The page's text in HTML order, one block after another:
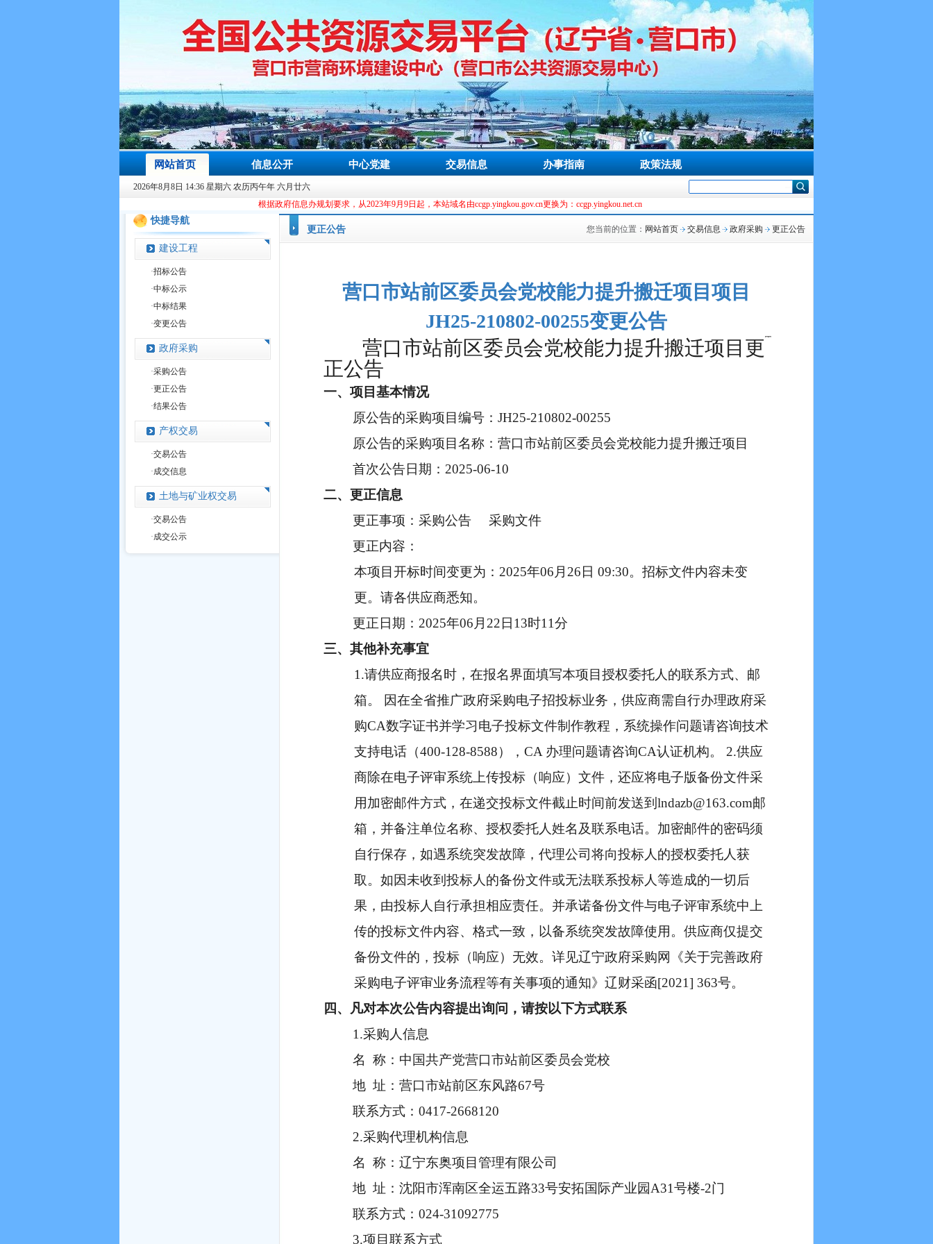
网站首页 信息公开 中心党建 交易信息 办事指南 政策法规
2026年8月8日 14:36 星期六 农历丙午年 六月廿六
根据政府信息办规划要求，从2023年9月9日起，本站域名由ccgp.yingkou.gov.cn更换为：ccgp.yingkou.net.cn
快捷导航
建设工程
·招标公告
·中标公示
·中标结果
·变更公告
政府采购
·采购公告
·更正公告
·结果公告
产权交易
·交易公告
·成交信息
土地与矿业权交易
·交易公告
·成交公示
更正公告 您当前的位置： 网站首页 交易信息 政府采购 更正公告
营口市站前区委员会党校能力提升搬迁项目项目
JH25-210802-00255变更公告
营口市站前区委员会党校能力提升搬迁项目更
正公告
一、项目基本情况
原公告的采购项目编号：JH25-210802-00255
原公告的采购项目名称：营口市站前区委员会党校能力提升搬迁项目
首次公告日期：2025-06-10
二、更正信息
更正事项：采购公告 采购文件
更正内容：
本项目开标时间变更为：2025年06月26日 09:30。招标文件内容未变
更。请各供应商悉知。
更正日期：2025年06月22日13时11分
三、其他补充事宜
1.请供应商报名时，在报名界面填写本项目授权委托人的联系方式、邮
箱。 因在全省推广政府采购电子招投标业务，供应商需自行办理政府采
购CA数字证书并学习电子投标文件制作教程，系统操作问题请咨询技术
支持电话（400-128-8588），CA 办理问题请咨询CA认证机构。 2.供应
商除在电子评审系统上传投标（响应）文件，还应将电子版备份文件采
用加密邮件方式，在递交投标文件截止时间前发送到lndazb@163.com邮
箱，并备注单位名称、授权委托人姓名及联系电话。加密邮件的密码须
自行保存，如遇系统突发故障，代理公司将向投标人的授权委托人获
取。如因未收到投标人的备份文件或无法联系投标人等造成的一切后
果，由投标人自行承担相应责任。并承诺备份文件与电子评审系统中上
传的投标文件内容、格式一致，以备系统突发故障使用。供应商仅提交
备份文件的，投标（响应）无效。详见辽宁政府采购网《关于完善政府
采购电子评审业务流程等有关事项的通知》辽财采函[2021] 363号。
四、凡对本次公告内容提出询问，请按以下方式联系
1.采购人信息
名 称： 中国共产党营口市站前区委员会党校
地 址：营口市站前区东风路67号
联系方式：0417-2668120
2.采购代理机构信息
名 称：辽宁东奥项目管理有限公司
地 址：沈阳市浑南区全运五路33号安拓国际产业园A31号楼-2门
联系方式：024-31092775
3.项目联系方式